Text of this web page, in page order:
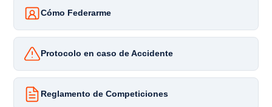
Cómo Federarme
Protocolo en caso de Accidente
Reglamento de Competiciones